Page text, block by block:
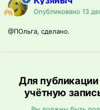
Опубликовано 13
@ПОльга, сделано.
Для
учётную